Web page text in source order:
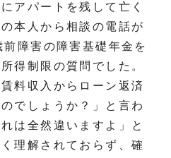
アパートを残して亡く
本人から相談の電話が
障害の障害基礎年金を
得制限の質問でした。
料収入からローン返済
でしょうか？」と言わ
は全然違いますよ」と
理解されておらず、確